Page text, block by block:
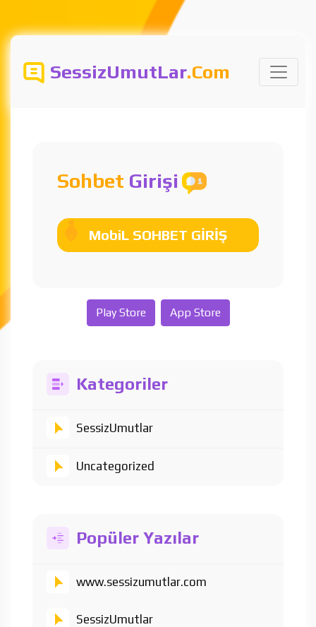
SessizUmutLar.Com
Sohbet Girişi
MobiL SOHBET GİRİŞ
Play Store App Store
Kategoriler
SessizUmutlar
Uncategorized
Popüler Yazılar
www.sessizumutlar.com
SessizUmutlar